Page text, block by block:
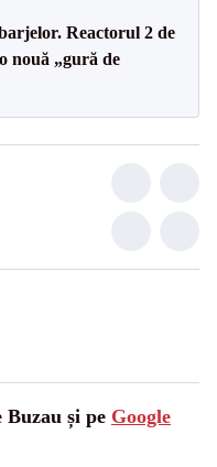
Reactorul 2 de
nouă „gură de
și pe Google